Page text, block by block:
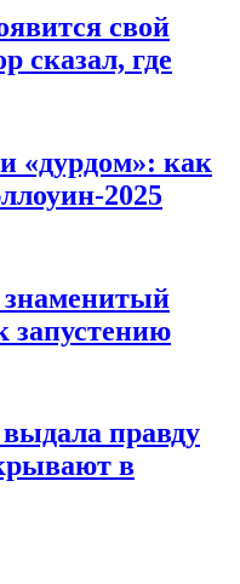
свой
сказал, где
«дурдом»: как
2025
знаменитый
запустению
правду
в